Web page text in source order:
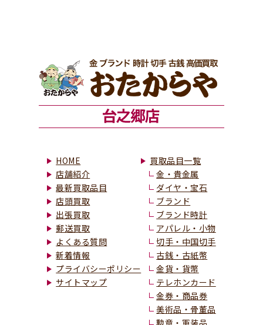
HOME
店舗紹介
最新買取品目
店頭買取
出張買取
郵送買取
よくある質問
新着情報
プライバシーポリシー
サイトマップ
買取品目一覧
金・貴金属
ダイヤ・宝石
ブランド
ブランド時計
アパレル・小物
切手・中国切手
古銭・古紙幣
金貨・貨幣
テレホンカード
金券・商品券
美術品・骨董品